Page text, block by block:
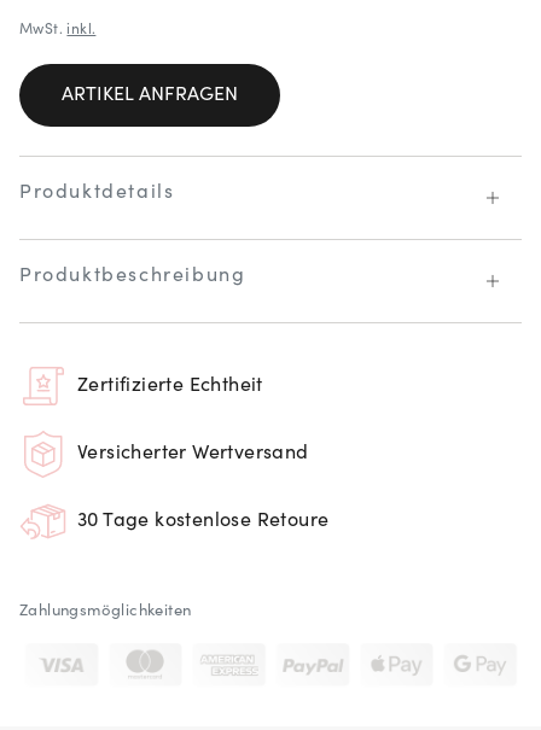
MwSt. inkl.
ARTIKEL ANFRAGEN
Produktdetails
Produktbeschreibung
Zertifizierte Echtheit
Versicherter Wertversand
30 Tage kostenlose Retoure
Zahlungsmöglichkeiten